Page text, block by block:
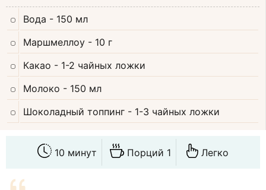
Вода - 150 мл
Маршмеллоу - 10 г
Какао - 1-2 чайных ложки
Молоко - 150 мл
Шоколадный топпинг - 1-3 чайных ложки
10 минут Порций 1 Легко